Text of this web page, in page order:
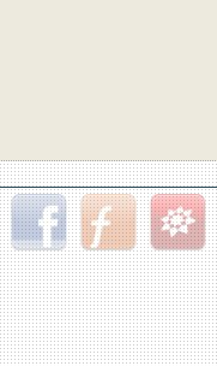
Facebook Furl StudiVZ